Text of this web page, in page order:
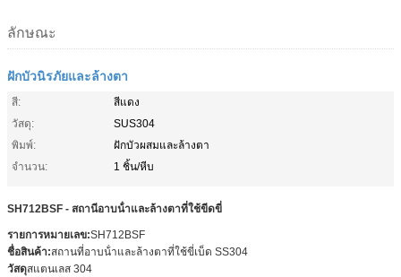
ลักษณะ
ฝักบัวนิรภัยและล้างตา
สี:
สีแดง
วัสดุ:
SUS304
พิมพ์:
ฝักบัวผสมและล้างตา
จำนวน:
1 ชิ้น/หีบ
SH712BSF - สถานีอาบน้ําและล้างตาที่ใช้ขีดขี่
รายการหมายเลข:SH712BSF
ชื่อสินค้า:สถานที่อาบน้ําและล้างตาที่ใช้ขี่เบ็ด SS304
วัสดุสแตนเลส 304